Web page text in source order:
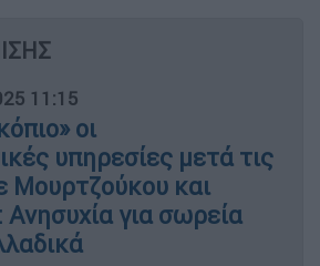
11:15
οι
υπηρεσίες μετά τις
Μουρτζούκου και
Ανησυχία για σωρεία